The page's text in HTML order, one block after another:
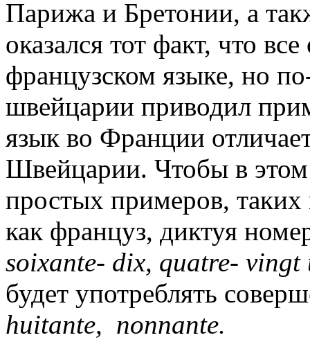
Парижа и Бретонии, а
оказался тот факт, что
французском языке, но
швейцарии приводил
язык во Франции
Швейцарии. Чтобы в этом
простых примеров,
как француз, диктуя
soixante- dix, quatre-
будет употреблять
huitante, nonnante.